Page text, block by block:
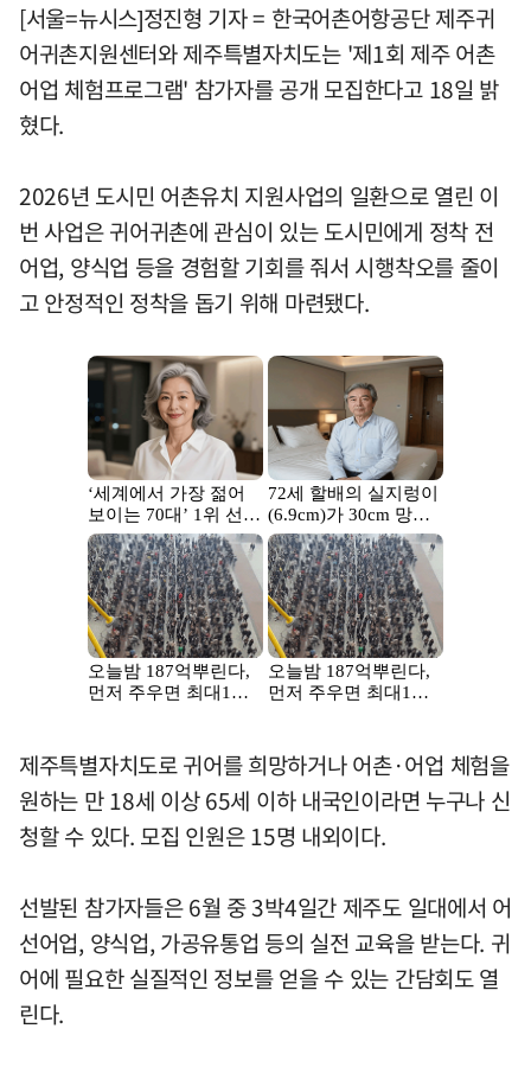
[서울=뉴시스]정진형 기자 = 한국어촌어항공단 제주귀
어귀촌지원센터와 제주특별자치도는 '제1회 제주 어촌
어업 체험프로그램' 참가자를 공개 모집한다고 18일 밝
혔다.
2026년 도시민 어촌유치 지원사업의 일환으로 열린 이
번 사업은 귀어귀촌에 관심이 있는 도시민에게 정착 전
어업, 양식업 등을 경험할 기회를 줘서 시행착오를 줄이
고 안정적인 정착을 돕기 위해 마련됐다.
제주특별자치도로 귀어를 희망하거나 어촌·어업 체험을
원하는 만 18세 이상 65세 이하 내국인이라면 누구나 신
청할 수 있다. 모집 인원은 15명 내외이다.
선발된 참가자들은 6월 중 3박4일간 제주도 일대에서 어
선어업, 양식업, 가공유통업 등의 실전 교육을 받는다. 귀
어에 필요한 실질적인 정보를 얻을 수 있는 간담회도 열
린다.